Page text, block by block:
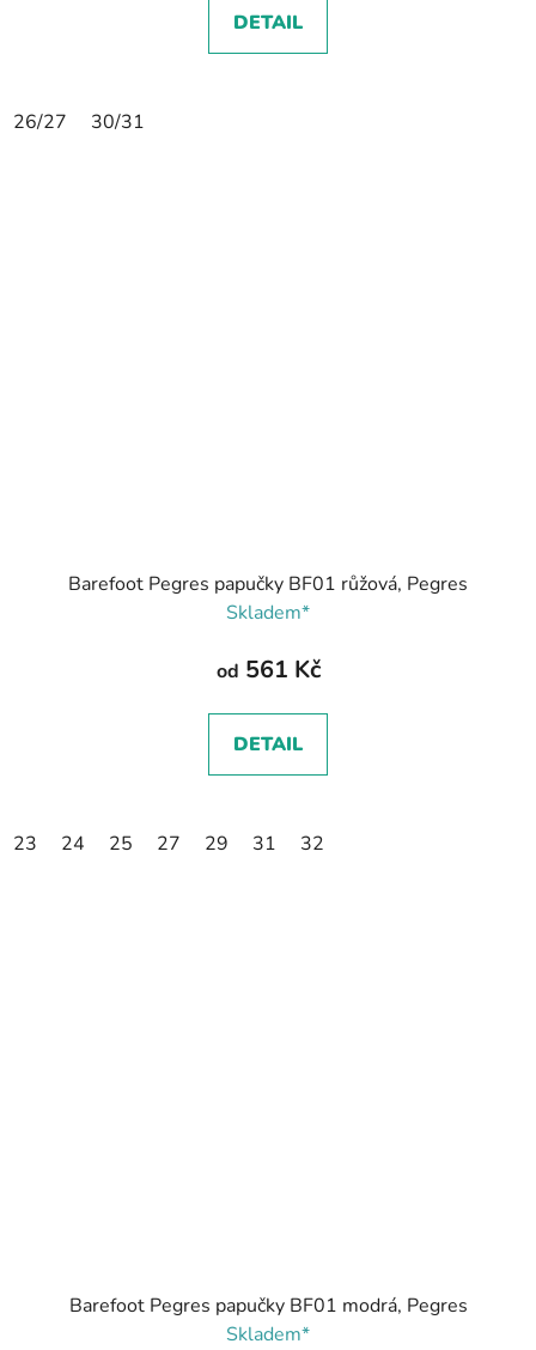
DETAIL
26/27 30/31
Barefoot Pegres papučky BF01 růžová, Pegres
Skladem*
od 561 Kč
DETAIL
23 24 25 27 29 31 32
Barefoot Pegres papučky BF01 modrá, Pegres
Skladem*